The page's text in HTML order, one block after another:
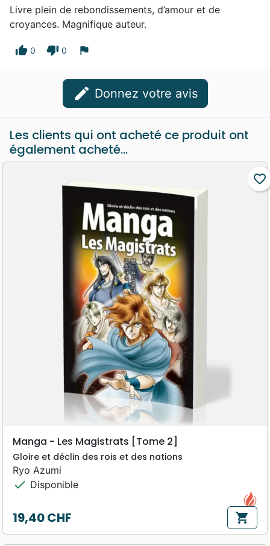
Livre plein de rebondissements, d’amour et de
croyances. Magnifique auteur.
thumb_up 0 thumb_down 0 flag
edit Donnez votre avis
Les clients qui ont acheté ce produit ont
également acheté...
favorite_border
Manga - Les Magistrats [Tome 2]
Gloire et déclin des rois et des nations
Ryo Azumi
check Disponible
Prix
19,40 CHF shopping_cart